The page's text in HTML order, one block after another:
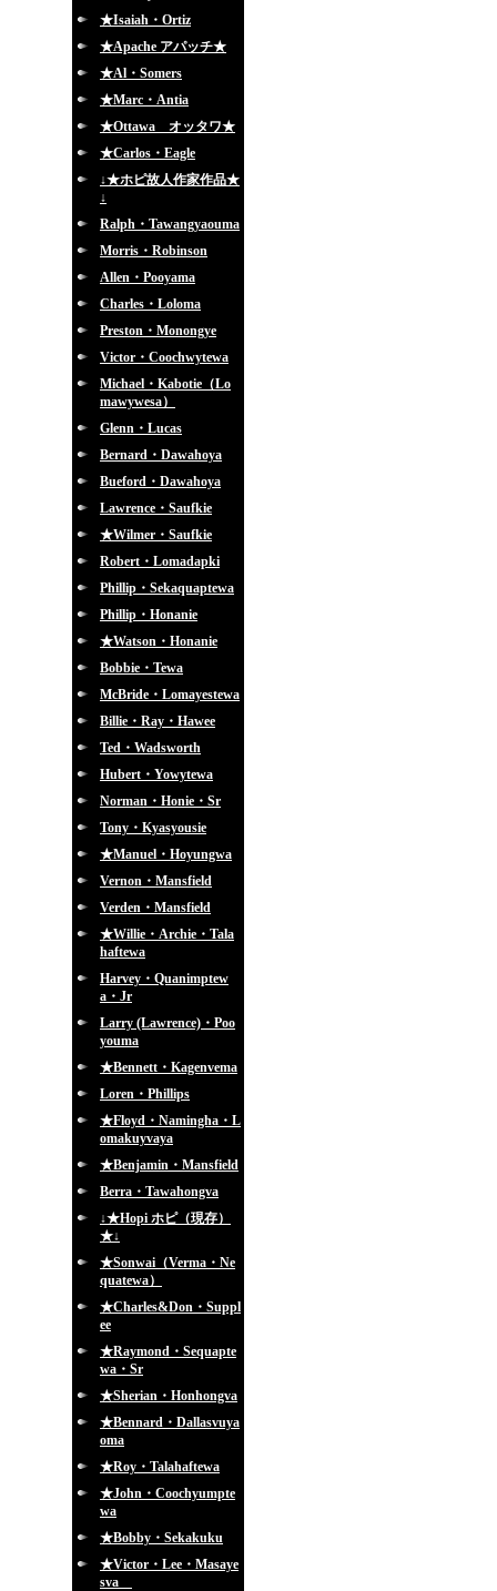
★Isaiah・Ortiz
★Apache アパッチ★
★Al・Somers
★Marc・Antia
★Ottawa オッタワ★
★Carlos・Eagle
↓★ホピ故人作家作品★
↓
Ralph・Tawangyaouma
Morris・Robinson
Allen・Pooyama
Charles・Loloma
Preston・Monongye
Victor・Coochwytewa
Michael・Kabotie（Lo
mawywesa）
Glenn・Lucas
Bernard・Dawahoya
Bueford・Dawahoya
Lawrence・Saufkie
★Wilmer・Saufkie
Robert・Lomadapki
Phillip・Sekaquaptewa
Phillip・Honanie
★Watson・Honanie
Bobbie・Tewa
McBride・Lomayestewa
Billie・Ray・Hawee
Ted・Wadsworth
Hubert・Yowytewa
Norman・Honie・Sr
Tony・Kyasyousie
★Manuel・Hoyungwa
Vernon・Mansfield
Verden・Mansfield
★Willie・Archie・Tala
haftewa
Harvey・Quanimptew
a・Jr
Larry (Lawrence)・Poo
youma
★Bennett・Kagenvema
Loren・Phillips
★Floyd・Namingha・L
omakuyvaya
★Benjamin・Mansfield
Berra・Tawahongva
↓★Hopi ホピ（現存）
★↓
★Sonwai（Verma・Ne
quatewa）
★Charles&Don・Suppl
ee
★Raymond・Sequapte
wa・Sr
★Sherian・Honhongva
★Bennard・Dallasvuya
oma
★Roy・Talahaftewa
★John・Coochyumpte
wa
★Bobby・Sekakuku
★Victor・Lee・Masaye
sva